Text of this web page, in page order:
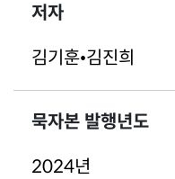
저자
김기훈•김진희
묵자본 발행년도
2024년